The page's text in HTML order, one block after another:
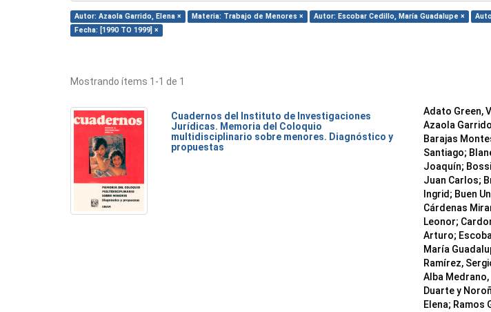
Autor: Azaola Garrido, Elena × Materia: Trabajo de Menores × Autor: Escobar Cedillo, María Guadalupe ×
Fecha: [1990 TO 1999] ×
Mostrando ítems 1-1 de 1
Cuadernos del Instituto de Investigaciones
Jurídicas. Memoria del Coloquio
multidisciplinario sobre menores. Diagnóstico y
propuestas
Adato Green,
Azaola
Barajas
Santiago;
Joaquín;
Juan Carlos;
Ingrid; Buen
Cárdenas
Leonor;
Arturo;
María
Ramírez,
Alba
Duarte y
Elena; Ramos